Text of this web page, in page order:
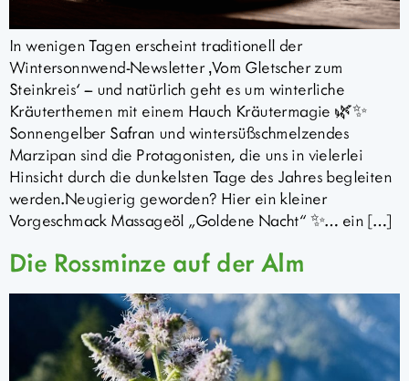
In wenigen Tagen erscheint traditionell der
Wintersonnwend-Newsletter ‚Vom Gletscher zum
Steinkreis‘ – und natürlich geht es um winterliche
Kräuterthemen mit einem Hauch Kräutermagie 🌿✨
Sonnengelber Safran und wintersüßschmelzendes
Marzipan sind die Protagonisten, die uns in vielerlei
Hinsicht durch die dunkelsten Tage des Jahres begleiten
werden.Neugierig geworden? Hier ein kleiner
Vorgeschmack Massageöl „Goldene Nacht“ ✨… ein […]
Die Rossminze auf der Alm